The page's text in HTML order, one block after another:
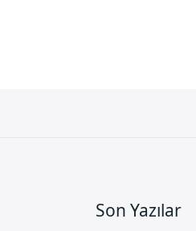
Son Yazılar